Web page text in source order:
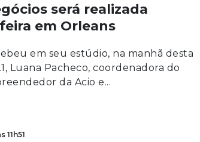
será realizada
em Orleans
em seu estúdio, na manhã desta
Luana Pacheco, coordenadora do
da Acio e...
11h51